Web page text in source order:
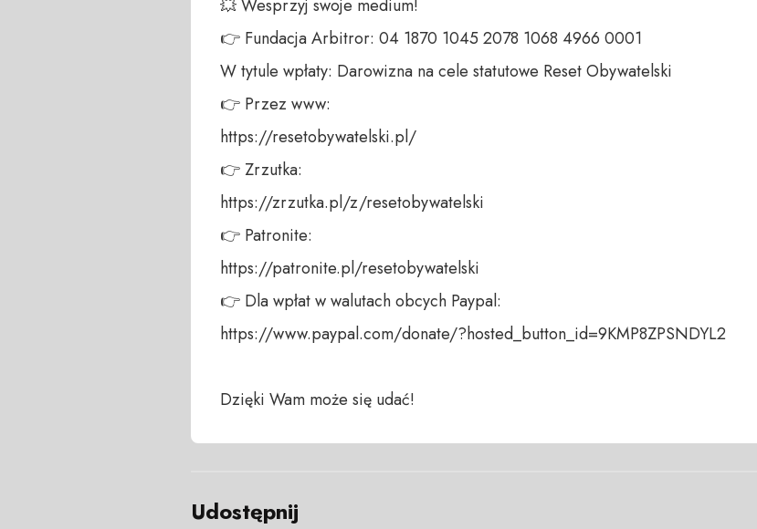
💥 Wesprzyj swoje medium!
👉 Fundacja Arbitror: 04 1870 1045 2078 1068 4966 0001
W tytule wpłaty: Darowizna na cele statutowe Reset Obywatelski
👉 Przez www:
https://resetobywatelski.pl/
👉 Zrzutka:
https://zrzutka.pl/z/resetobywatelski
👉 Patronite:
https://patronite.pl/resetobywatelski
👉 Dla wpłat w walutach obcych Paypal:
https://www.paypal.com/donate/?hosted_button_id=9KMP8ZPSNDYL2
Dzięki Wam może się udać!
Udostępnij